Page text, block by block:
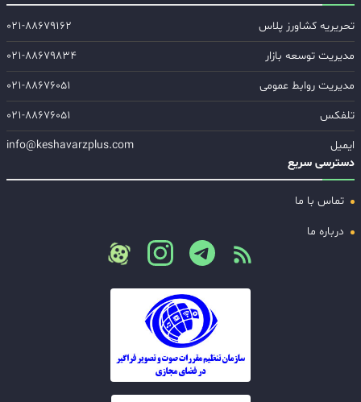
تحریریه کشاورز پلاس
۰۲۱-۸۸۶۷۹۱۶۲
مدیریت توسعه بازار
۰۲۱-۸۸۶۷۹۸۳۴
مدیریت روابط عمومی
۰۲۱-۸۸۶۷۶۰۵۱
تلفکس
۰۲۱-۸۸۶۷۶۰۵۱
ایمیل
info@keshavarzplus.com
دسترسی سریع
تماس با ما
درباره ما